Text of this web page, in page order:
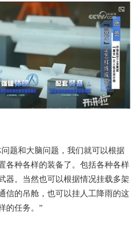
题和大脑问题，我们就可以根据
各种各样的装备了。包括各种各样
器。当然也可以根据情况挂载多架
信的吊舱，也可以挂人工降雨的这
的任务。”